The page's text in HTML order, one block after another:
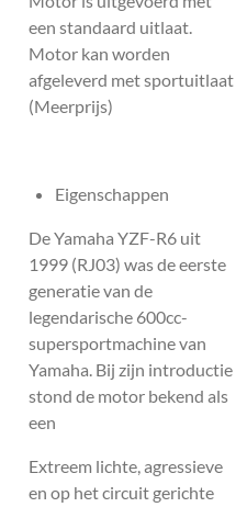
een standaard uitlaat.
Motor kan worden
afgeleverd met sportuitlaat
(Meerprijs)
Eigenschappen
De Yamaha YZF-R6 uit
1999 (RJ03) was de eerste
generatie van de
legendarische 600cc-
supersportmachine van
Yamaha. Bij zijn introductie
stond de motor bekend als
een
Extreem lichte, agressieve
en op het circuit gerichte